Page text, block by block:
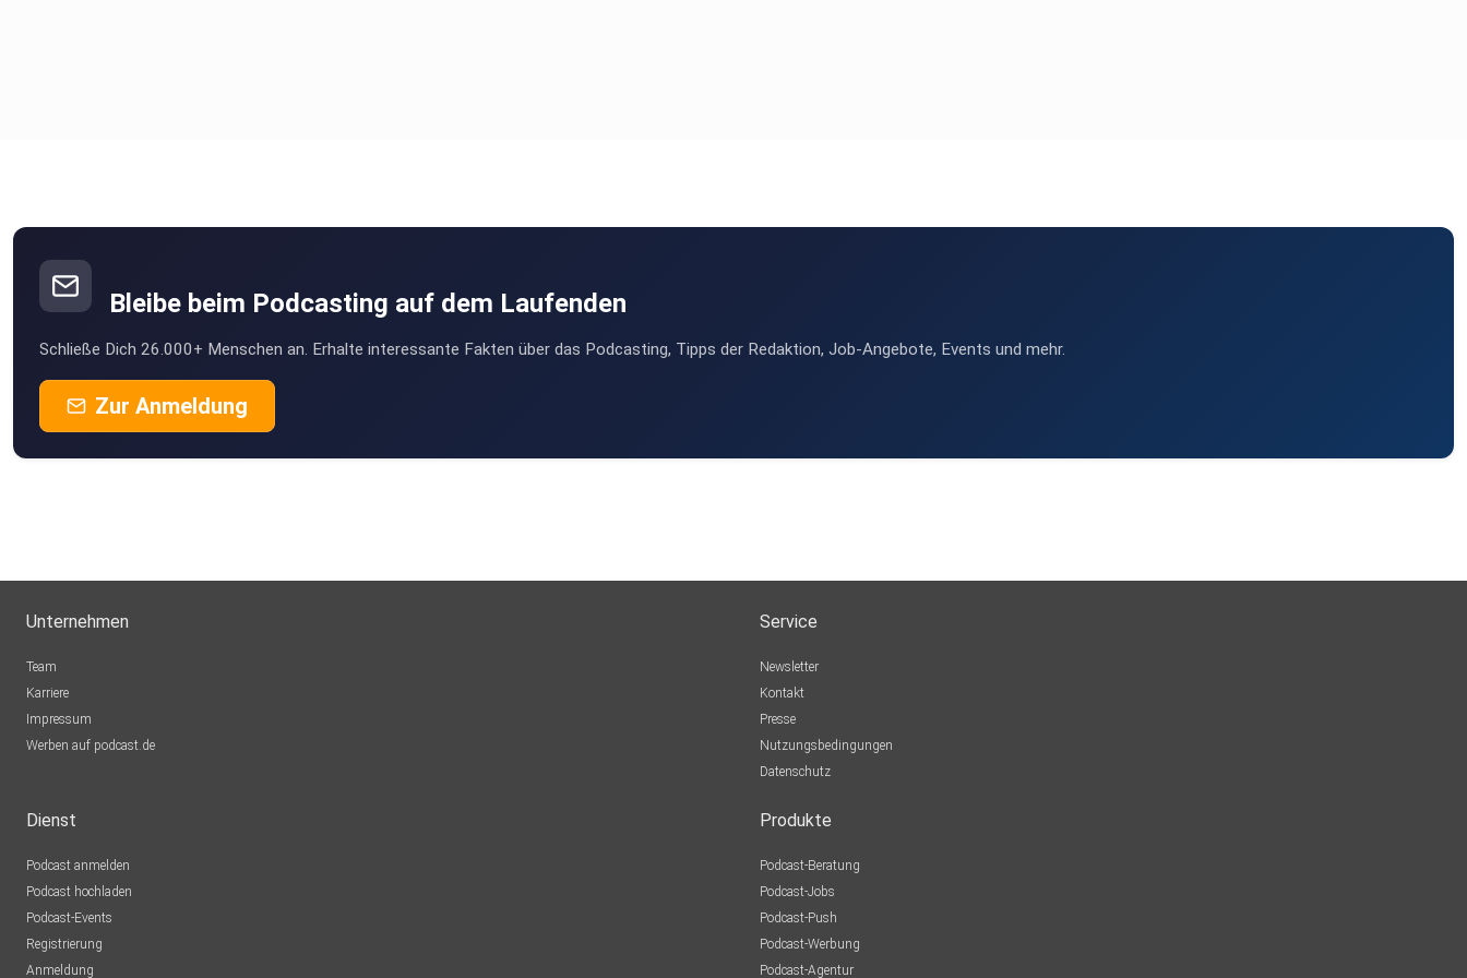
Bleibe beim Podcasting auf dem Laufenden
Schließe Dich 26.000+ Menschen an. Erhalte interessante Fakten über das Podcasting, Tipps der Redaktion, Job-Angebote, Events und mehr.
Zur Anmeldung
Unternehmen
Team
Karriere
Impressum
Werben auf podcast.de
Service
Newsletter
Kontakt
Presse
Nutzungsbedingungen
Datenschutz
Dienst
Podcast anmelden
Podcast hochladen
Podcast-Events
Registrierung
Anmeldung
Produkte
Podcast-Beratung
Podcast-Jobs
Podcast-Push
Podcast-Werbung
Podcast-Agentur